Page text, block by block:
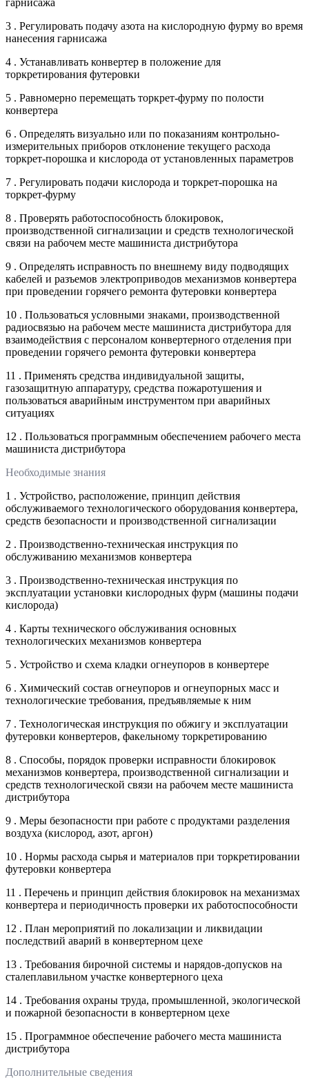
гарнисажа
3 . Регулировать подачу азота на кислородную фурму во время
нанесения гарнисажа
4 . Устанавливать конвертер в положение для
торкретирования футеровки
5 . Равномерно перемещать торкрет-фурму по полости
конвертера
6 . Определять визуально или по показаниям контрольно-
измерительных приборов отклонение текущего расхода
торкрет-порошка и кислорода от установленных параметров
7 . Регулировать подачи кислорода и торкрет-порошка на
торкрет-фурму
8 . Проверять работоспособность блокировок,
производственной сигнализации и средств технологической
связи на рабочем месте машиниста дистрибутора
9 . Определять исправность по внешнему виду подводящих
кабелей и разъемов электроприводов механизмов конвертера
при проведении горячего ремонта футеровки конвертера
10 . Пользоваться условными знаками, производственной
радиосвязью на рабочем месте машиниста дистрибутора для
взаимодействия с персоналом конвертерного отделения при
проведении горячего ремонта футеровки конвертера
11 . Применять средства индивидуальной защиты,
газозащитную аппаратуру, средства пожаротушения и
пользоваться аварийным инструментом при аварийных
ситуациях
12 . Пользоваться программным обеспечением рабочего места
машиниста дистрибутора
Необходимые знания
1 . Устройство, расположение, принцип действия
обслуживаемого технологического оборудования конвертера,
средств безопасности и производственной сигнализации
2 . Производственно-техническая инструкция по
обслуживанию механизмов конвертера
3 . Производственно-техническая инструкция по
эксплуатации установки кислородных фурм (машины подачи
кислорода)
4 . Карты технического обслуживания основных
технологических механизмов конвертера
5 . Устройство и схема кладки огнеупоров в конвертере
6 . Химический состав огнеупоров и огнеупорных масс и
технологические требования, предъявляемые к ним
7 . Технологическая инструкция по обжигу и эксплуатации
футеровки конвертеров, факельному торкретированию
8 . Способы, порядок проверки исправности блокировок
механизмов конвертера, производственной сигнализации и
средств технологической связи на рабочем месте машиниста
дистрибутора
9 . Меры безопасности при работе с продуктами разделения
воздуха (кислород, азот, аргон)
10 . Нормы расхода сырья и материалов при торкретировании
футеровки конвертера
11 . Перечень и принцип действия блокировок на механизмах
конвертера и периодичность проверки их работоспособности
12 . План мероприятий по локализации и ликвидации
последствий аварий в конвертерном цехе
13 . Требования бирочной системы и нарядов-допусков на
сталеплавильном участке конвертерного цеха
14 . Требования охраны труда, промышленной, экологической
и пожарной безопасности в конвертерном цехе
15 . Программное обеспечение рабочего места машиниста
дистрибутора
Дополнительные сведения